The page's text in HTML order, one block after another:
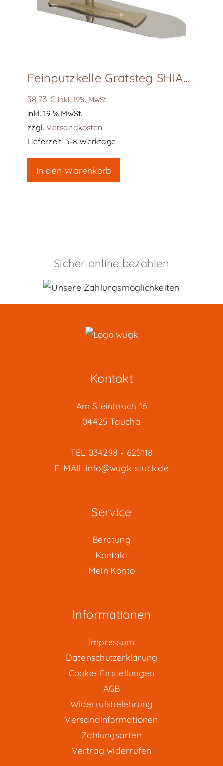
Feinputzkelle Gratsteg SHIAGE-GOTE, L180
38,73€ inkl. 19% MwSt
inkl. 19 % MwSt.
zzgl.Versandkosten
Lieferzeit: 5-8 Werktage
In den Warenkorb
Sicher online bezahlen
Kontakt
Am Steinbruch 16
04425 Taucha
TEL 034298 - 625118
E-MAIL info@wugk-stuck.de
Service
Beratung
Kontakt
Mein Konto
Informationen
Impressum
Datenschutzerklärung
Cookie-Einstellungen
AGB
Widerrufsbelehrung
Versandinformationen
Zahlungsarten
Vertrag widerrufen